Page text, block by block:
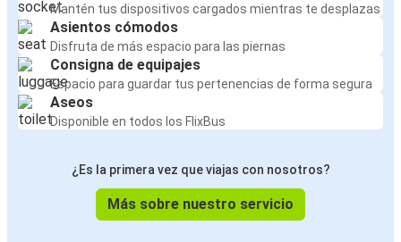
Mantén tus dispositivos cargados mientras te desplazas
Asientos cómodos
Disfruta de más espacio para las piernas
Consigna de equipajes
Espacio para guardar tus pertenencias de forma segura
Aseos
Disponible en todos los FlixBus
¿Es la primera vez que viajas con nosotros?
Más sobre nuestro servicio